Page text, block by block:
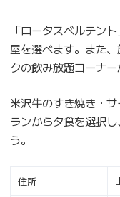
「ロータスベルテン
屋を選べます。また
クの飲み放題コーナー
米沢牛のすき焼き・
ランから夕食を選択
う。
住所